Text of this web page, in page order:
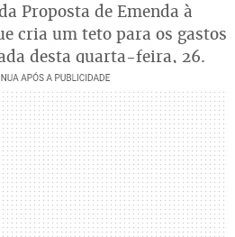
Proposta de Emenda à
cria um teto para os gastos
desta quarta-feira, 26.